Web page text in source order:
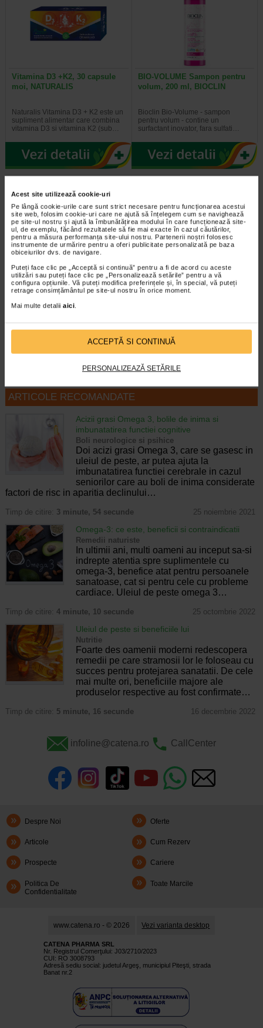
Acest site utilizează cookie-uri
Pe lângă cookie-urile care sunt strict necesare pentru funcționarea acestui
site web, folosim cookie-uri care ne ajută să înțelegem cum se navighează
pe site-ul nostru și ajută la îmbunătățirea modului în care funcționează site-
ul, de exemplu, făcând rezultatele să fie mai exacte în cazul căutărilor,
pentru a măsura performanța site-ului nostru. Partenerii noștri folosesc
instrumente de urmărire pentru a oferi publicitate personalizată pe baza
obiceiurilor dvs. de navigare.
Puteți face clic pe „Acceptă si continuă” pentru a fi de acord cu aceste
utilizări sau puteți face clic pe „Personalizează setările” pentru a vă
configura opțiunile. Vă puteți modifica preferințele și, în special, vă puteți
retrage consimțământul pe site-ul nostru în orice moment.
Mai multe detalii aici
ACCEPTĂ SI CONTINUĂ
PERSONALIZEAZĂ SETĂRILE
Vitamina D3 +K2, 30 capsule
moi, NATURALIS
Naturalis Vitamina D3 + K2 este un
supliment alimentar care combina
vitamina D3 si vitamina K2 (sub…
BIO-VOLUME Sampon pentru
volum, 200 ml, BIOCLIN
Bioclin Bio-Volume - sampon
pentru volum - contine un
surfactant inovator, fara sulfati…
Ozempic 0.5 mg, 3 stilouri
injectoare (pen-uri)…
Ozempic este un medicament care
semaglutida care ajuta…
ViroProtect Imun, 10 capsule,
NATURALIS
combina bacterii lizate…
ARTICOLE RECOMANDATE
Acizii grasi Omega 3, bolile de inima si
imbunatatirea functiei cognitive
Boli neurologice si psihice
Doi acizi grasi Omega 3, care se gasesc in
uleiul de peste, ar putea ajuta la
imbunatatirea functiei cerebrale in cazul
seniorilor care au boli de inima considerate
factori de risc in aparitia declinului…
Timp de citire: 3 minute, 54 secunde 25 noiembrie 2021
Omega-3: ce este, beneficii si contraindicatii
Remedii naturiste
In ultimii ani, multi oameni au inceput sa-si
indrepte atentia spre suplimentele cu
omega-3, benefice atat pentru persoanele
sanatoase, cat si pentru cele cu probleme
cardiace. Uleiul de peste omega 3…
Timp de citire: 4 minute, 10 secunde 25 octombrie 2022
Uleiul de peste si beneficiile lui
Nutritie
Foarte des oamenii moderni redescopera
remedii pe care stramosii lor le foloseau cu
succes pentru protejarea sanatatii. De cele
mai multe ori, beneficiile majore ale
produselor respective au fost confirmate…
Timp de citire: 5 minute, 16 secunde 16 decembrie 2022
infoline@catena.ro CallCenter
Despre Noi Oferte
Articole Cum Rezerv
Prospecte Cariere
Politica De
Confidentialitate
Toate Marcile
www.catena.ro - © 2026 Vezi varianta desktop
CATENA PHARMA SRL
Nr. Registrul Comerţului: J03/2710/2023
CUI: RO 3008793
Adresă sediu social: judetul Argeş, municipiul Piteşti, strada
Banat nr.2